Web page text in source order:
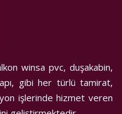
winsa pvc, duşakabin,
gibi her türlü tamirat,
işlerinde hizmet veren